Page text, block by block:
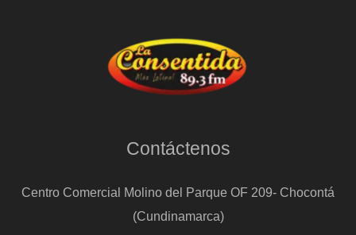
Contáctenos
Centro Comercial Molino del Parque OF 209- Chocontá
(Cundinamarca)